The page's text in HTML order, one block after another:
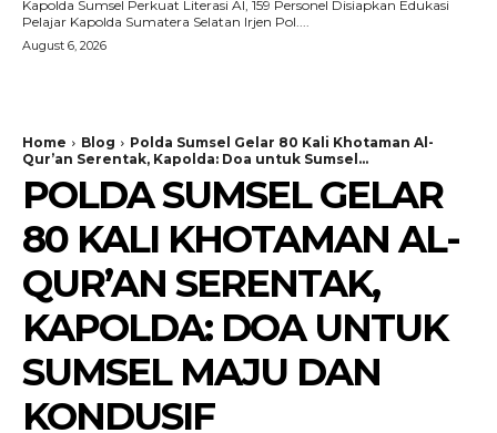
Kapolda Sumsel Perkuat Literasi AI, 159 Personel Disiapkan Edukasi
Pelajar Kapolda Sumatera Selatan Irjen Pol....
August 6, 2026